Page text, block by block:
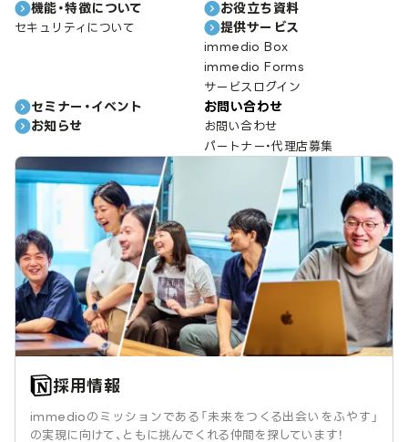
機能・特徴について
セキュリティについて
お役立ち資料
提供サービス
immedio Box
immedio Forms
サービスログイン
セミナー・イベント
お知らせ
お問い合わせ
お問い合わせ
パートナー・代理店募集
採用情報
immedioのミッションである「未来をつくる出会いをふやす」
の実現に向けて、ともに挑んでくれる仲間を探しています！